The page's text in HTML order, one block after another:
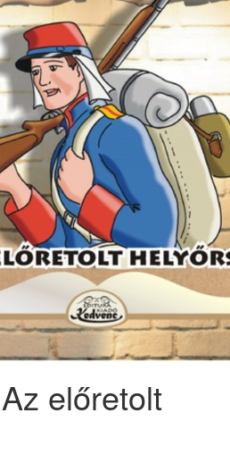
előretolt